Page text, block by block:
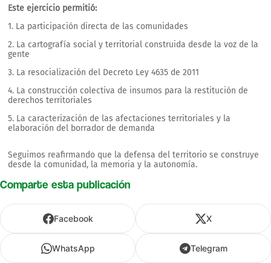
Este ejercicio permitió:
1. La participación directa de las comunidades
2. La cartografía social y territorial construida desde la voz de la
gente
3. La resocialización del Decreto Ley 4635 de 2011
4. La construcción colectiva de insumos para la restitución de
derechos territoriales
5. La caracterización de las afectaciones territoriales y la
elaboración del borrador de demanda
Seguimos reafirmando que la defensa del territorio se construye
desde la comunidad, la memoria y la autonomía.
Comparte esta publicación
Facebook X
WhatsApp Telegram